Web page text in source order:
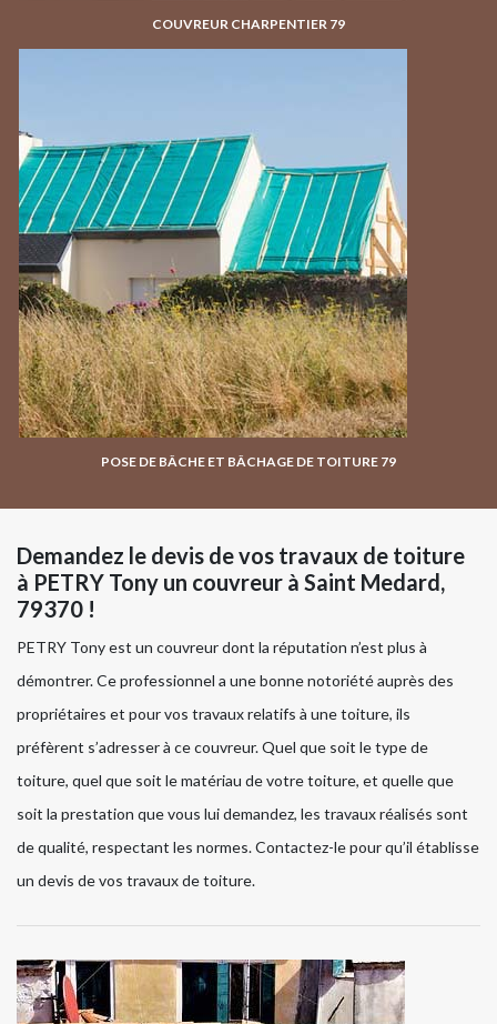
COUVREUR CHARPENTIER 79
POSE DE BÂCHE ET BÂCHAGE DE TOITURE 79
Demandez le devis de vos travaux de toiture
à PETRY Tony un couvreur à Saint Medard,
79370 !
PETRY Tony est un couvreur dont la réputation n’est plus à
démontrer. Ce professionnel a une bonne notoriété auprès des
propriétaires et pour vos travaux relatifs à une toiture, ils
préfèrent s’adresser à ce couvreur. Quel que soit le type de
toiture, quel que soit le matériau de votre toiture, et quelle que
soit la prestation que vous lui demandez, les travaux réalisés sont
de qualité, respectant les normes. Contactez-le pour qu’il établisse
un devis de vos travaux de toiture.